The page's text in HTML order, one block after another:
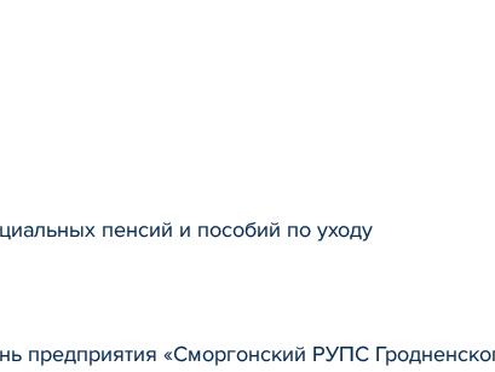
пенсий и пособий по уходу
предприятия «Сморгонский РУПС